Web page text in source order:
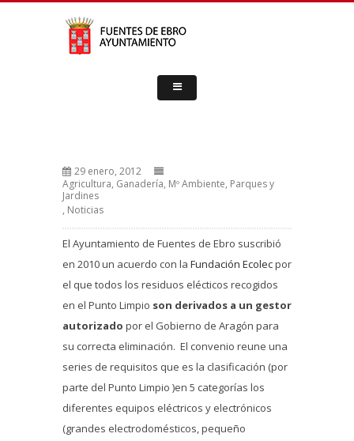
29 enero, 2012
Agricultura, Ganadería, Mº Ambiente, Parques y
Jardines
, Noticias
El Ayuntamiento de Fuentes de Ebro suscribió
en 2010 un acuerdo con la Fundación Ecolecpor
el que todos los residuos elécticos recogidos
en el Punto Limpio son derivados a un gestor
autorizado por el Gobierno de Aragón para
su correcta eliminación. El convenio reune una
series de requisitos que es la clasificación (por
parte del Punto Limpio )en 5 categorías los
diferentes equipos eléctricos y electrónicos
(grandes electrodomésticos, pequeño